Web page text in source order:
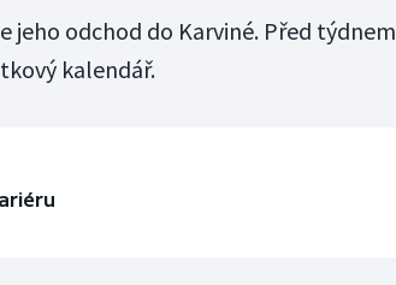
jeho odchod do Karviné. Před týdnem
kalendář.